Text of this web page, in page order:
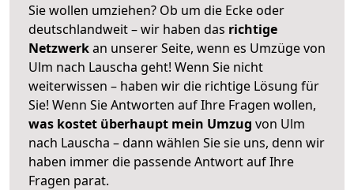
Sie wollen umziehen? Ob um die Ecke oder
deutschlandweit – wir haben das richtige
Netzwerkan unserer Seite, wenn es Umzüge von
Ulm nach Lauscha geht! Wenn Sie nicht
weiterwissen – haben wir die richtige Lösung für
Sie! Wenn Sie Antworten auf Ihre Fragen wollen,
was kostet überhaupt mein Umzug von Ulm
nach Lauscha – dann wählen Sie sie uns, denn wir
haben immer die passende Antwort auf Ihre
Fragen parat.